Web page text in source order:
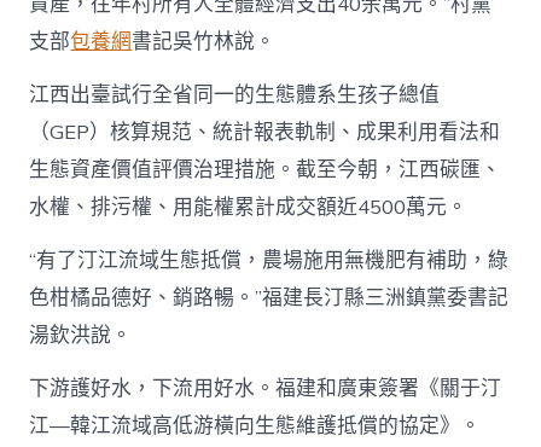
支部包養網書記吳竹林說。
江西出臺試行全省同一的生態體系生孩子總值
（GEP）核算規范、統計報表軌制、成果利用看法和
生態資產價值評價治理措施。截至今朝，江西碳匯、
水權、排污權、用能權累計成交額近4500萬元。
“有了汀江流域生態抵償，農場施用無機肥有補助，綠
色柑橘品德好、銷路暢。”福建長汀縣三洲鎮黨委書記
湯欽洪說。
下游護好水，下流用好水。福建和廣東簽署《關于汀
江—韓江流域高低游橫向生態維護抵償的協定》。